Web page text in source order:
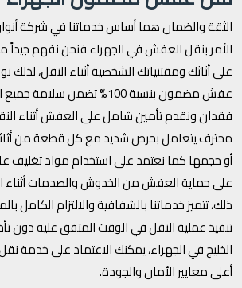
الثقة والضمان هما أساس خدماتنا في شركة
الأمر بنقل العفش في الجهراء فنحن نفهم
على أثاثك ومقتنياتك الشخصية أثناء النقل،
عفش مضمون بنسبة 100% تضمن
فقدان ونقدم تأمين شامل على العفش أثناء
محترف يتعامل بحرص شديد مع كل قطعة من
أو حجمها كما نعتمد على استخدام مواد تغليف
على حماية العفش من الخدوش والصدمات أثناء
ذلك، تتميز خدماتنا بالشفافية والالتزام الكامل
تنفيذ عملية النقل في الوقت المتفق عليه دون
الخليج في الجهراء، يمكنك الاعتماد على
أعلى معايير الأمان والجودة.